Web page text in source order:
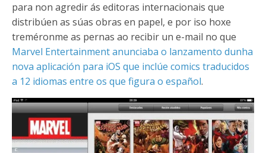
para non agredir ás editoras internacionais que
distribúen as súas obras en papel, e por iso hoxe
treméronme as pernas ao recibir un e-mail no que
Marvel Entertainment anunciaba o lanzamento dunha
nova aplicación para iOS que inclúe comics traducidos
a 12 idiomas entre os que figura o español.